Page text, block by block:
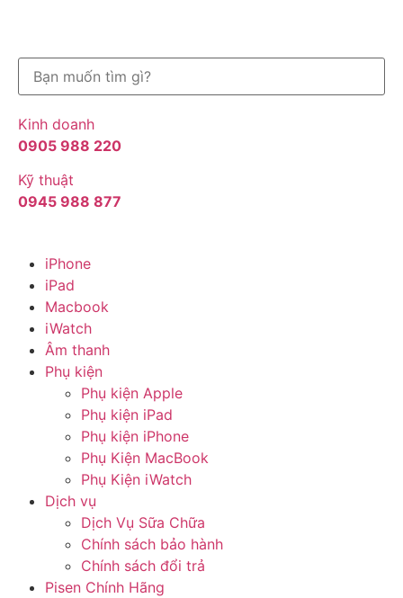
Kinh doanh
0905 988 220
Kỹ thuật
0945 988 877
iPhone
iPad
Macbook
iWatch
Âm thanh
Phụ kiện
Phụ kiện Apple
Phụ kiện iPad
Phụ kiện iPhone
Phụ Kiện MacBook
Phụ Kiện iWatch
Dịch vụ
Dịch Vụ Sữa Chữa
Chính sách bảo hành
Chính sách đổi trả
Pisen Chính Hãng